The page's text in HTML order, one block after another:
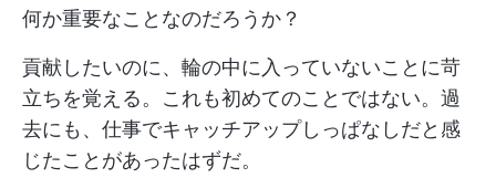
何か重要なことなのだろうか？
貢献したいのに、輪の中に入っていないことに苛
立ちを覚える。これも初めてのことではない。過
去にも、仕事でキャッチアップしっぱなしだと感
じたことがあったはずだ。